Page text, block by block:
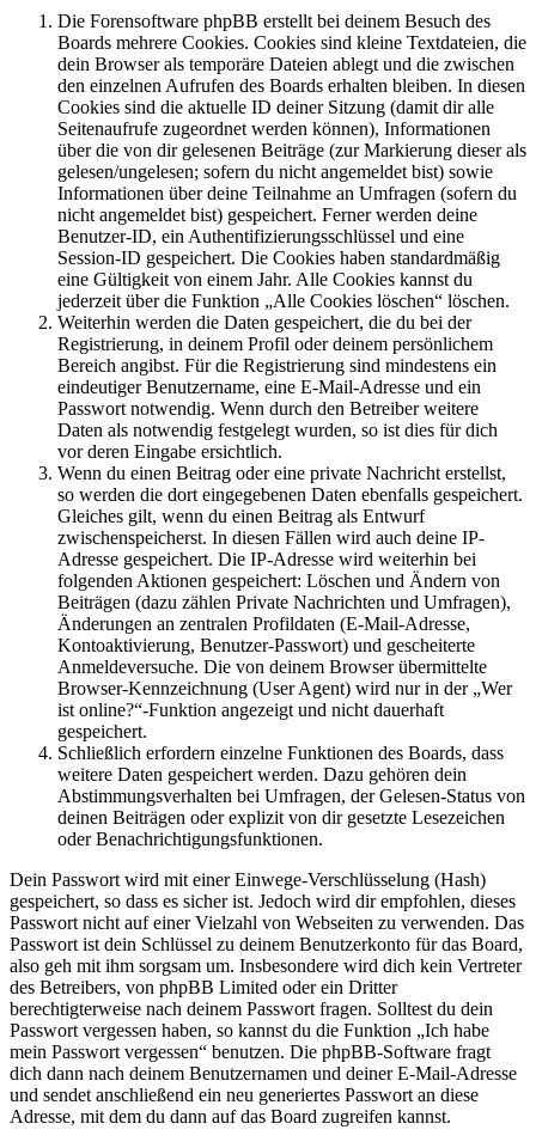
Die Forensoftware phpBB erstellt bei deinem Besuch des
Boards mehrere Cookies. Cookies sind kleine Textdateien, die
dein Browser als temporäre Dateien ablegt und die zwischen
den einzelnen Aufrufen des Boards erhalten bleiben. In diesen
Cookies sind die aktuelle ID deiner Sitzung (damit dir alle
Seitenaufrufe zugeordnet werden können), Informationen
über die von dir gelesenen Beiträge (zur Markierung dieser als
gelesen/ungelesen; sofern du nicht angemeldet bist) sowie
Informationen über deine Teilnahme an Umfragen (sofern du
nicht angemeldet bist) gespeichert. Ferner werden deine
Benutzer-ID, ein Authentifizierungsschlüssel und eine
Session-ID gespeichert. Die Cookies haben standardmäßig
eine Gültigkeit von einem Jahr. Alle Cookies kannst du
jederzeit über die Funktion „Alle Cookies löschen“ löschen.
Weiterhin werden die Daten gespeichert, die du bei der
Registrierung, in deinem Profil oder deinem persönlichem
Bereich angibst. Für die Registrierung sind mindestens ein
eindeutiger Benutzername, eine E-Mail-Adresse und ein
Passwort notwendig. Wenn durch den Betreiber weitere
Daten als notwendig festgelegt wurden, so ist dies für dich
vor deren Eingabe ersichtlich.
Wenn du einen Beitrag oder eine private Nachricht erstellst,
so werden die dort eingegebenen Daten ebenfalls gespeichert.
Gleiches gilt, wenn du einen Beitrag als Entwurf
zwischenspeicherst. In diesen Fällen wird auch deine IP-
Adresse gespeichert. Die IP-Adresse wird weiterhin bei
folgenden Aktionen gespeichert: Löschen und Ändern von
Beiträgen (dazu zählen Private Nachrichten und Umfragen),
Änderungen an zentralen Profildaten (E-Mail-Adresse,
Kontoaktivierung, Benutzer-Passwort) und gescheiterte
Anmeldeversuche. Die von deinem Browser übermittelte
Browser-Kennzeichnung (User Agent) wird nur in der „Wer
ist online?“-Funktion angezeigt und nicht dauerhaft
gespeichert.
Schließlich erfordern einzelne Funktionen des Boards, dass
weitere Daten gespeichert werden. Dazu gehören dein
Abstimmungsverhalten bei Umfragen, der Gelesen-Status von
deinen Beiträgen oder explizit von dir gesetzte Lesezeichen
oder Benachrichtigungsfunktionen.
Dein Passwort wird mit einer Einwege-Verschlüsselung (Hash)
gespeichert, so dass es sicher ist. Jedoch wird dir empfohlen, dieses
Passwort nicht auf einer Vielzahl von Webseiten zu verwenden. Das
Passwort ist dein Schlüssel zu deinem Benutzerkonto für das Board,
also geh mit ihm sorgsam um. Insbesondere wird dich kein Vertreter
des Betreibers, von phpBB Limited oder ein Dritter
berechtigterweise nach deinem Passwort fragen. Solltest du dein
Passwort vergessen haben, so kannst du die Funktion „Ich habe
mein Passwort vergessen“ benutzen. Die phpBB-Software fragt
dich dann nach deinem Benutzernamen und deiner E-Mail-Adresse
und sendet anschließend ein neu generiertes Passwort an diese
Adresse, mit dem du dann auf das Board zugreifen kannst.